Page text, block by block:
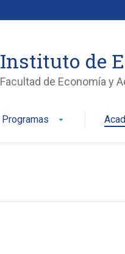
Instituto de
Facultad de Economía y
Programas arrow_drop_down